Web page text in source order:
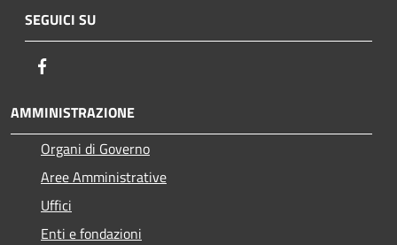
SEGUICI SU
AMMINISTRAZIONE
Organi di Governo
Aree Amministrative
Uffici
Enti e fondazioni